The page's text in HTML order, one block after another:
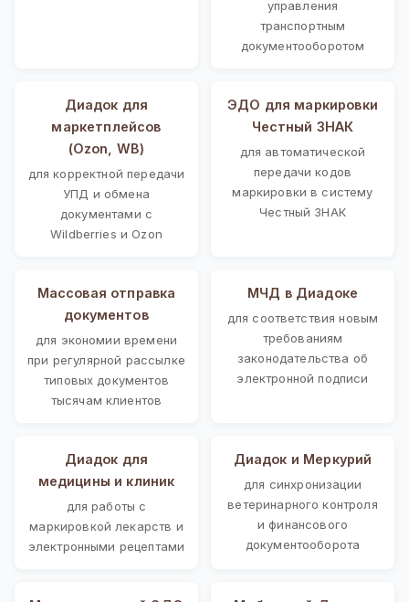
управления
транспортным
документооборотом
Диадок для
маркетплейсов
(Ozon, WB)
для корректной передачи
УПД и обмена
документами с
Wildberries и Ozon
ЭДО для маркировки
Честный ЗНАК
для автоматической
передачи кодов
маркировки в систему
Честный ЗНАК
Массовая отправка
документов
для экономии времени
при регулярной рассылке
типовых документов
тысячам клиентов
МЧД в Диадоке
для соответствия новым
требованиям
законодательства об
электронной подписи
Диадок для
медицины и клиник
для работы с
маркировкой лекарств и
электронными рецептами
Диадок и Меркурий
для синхронизации
ветеринарного контроля
и финансового
документооборота